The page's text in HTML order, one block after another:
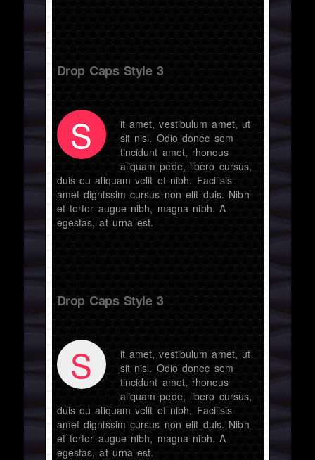
Drop Caps Style 3
S
it amet, vestibulum amet, ut
sit nisl. Odio donec sem
tincidunt amet, rhoncus
aliquam pede, libero cursus,
duis eu aliquam velit et nibh. Facilisis
amet dignissim cursus non elit duis. Nibh
et tortor augue nibh, magna nibh. A
egestas, at urna est.
Drop Caps Style 3
S
it amet, vestibulum amet, ut
sit nisl. Odio donec sem
tincidunt amet, rhoncus
aliquam pede, libero cursus,
duis eu aliquam velit et nibh. Facilisis
amet dignissim cursus non elit duis. Nibh
et tortor augue nibh, magna nibh. A
egestas, at urna est.